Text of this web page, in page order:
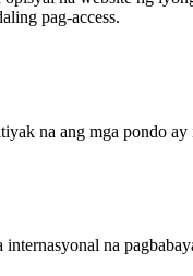
pag-access.
na ang mga pondo ay
na